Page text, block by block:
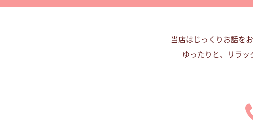
当店はじっくりお話を
ゆったりと、リラッ